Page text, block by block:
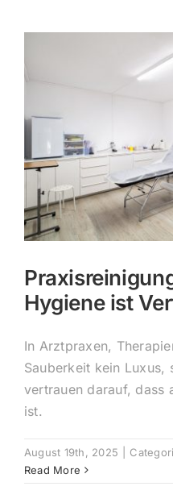
Hygiene ist
In Arztpraxen,
Sauberkeit kein Luxus,
vertrauen darauf, dass
ist.
August 19th, 2025
Read More